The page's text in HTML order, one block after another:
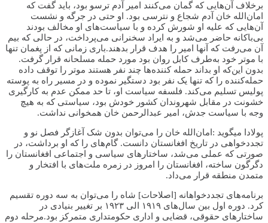
برخلاف آن‌هایی که گمان می‌کنند امیر آدم ترسو بود، باید گفت که
امان‌الله خان آدم شجاع و نترسی بود. او حتی در جرگه و نشست
آن‌هایی که علیه او شورش کرده و‌ با سیاست‌های او مخالف بودند
بی‌باکانه حاضر می‌شد و به ایراد سخنرانی می‌پرداخت، در حالی که بیم
آن می‌رفت که آنها امیر را هدف قرار بدهند.باری زمانی که از پغمان تنها
با موتر خود به‌طرف کابل روان بود مورد حمله مسلحانه قرار گرفت.
بدون این‌که او بداند حمله‌ کننده‌ها چند نفر هستند موتر را توقف داده
حمله‌کننده را که تنها یک نفر بود دستگیر نموده و در مسیر راه به پوسته
پولیس تسلیم می‌کند. فلسفه سیاست او، تا حد ممکن عدم به کارگیری
خشونت در مقابل شهروندان کشور خودش بود، سیاستی که به هیچ
وجه با سیاست جدش، امیر عبدالرحمن خان همخوانی نداشت.
پولادا میگوید :امان‌الله خان را می‌توان بدون شک آغازگر فصل نو و
تجددخواهی در تاریخ افغانستان دانست. گام‌های را که او برداشت، در
صورتی که عملی می‌شد، ساختارهای سیاسی و اجتماعی افغانستان را
دگرگون ساخته، افغانستان را امروز در زمره ملت‌های با افتخار و
متمدن منطقه قرار می‌داد.
برنامه‌های تجددخواهانه [اصلاحات] شاه را می‌توان به سه دوره تقسیم
کرد. دوره اول بین سال‌های ۱۹۱۹ الی ۱۹۲۳ بر تغییر بنیادی در
ساختارهای حقوقی، قضایی و اداری حکومتداری متمرکز بود.مرحله دوم